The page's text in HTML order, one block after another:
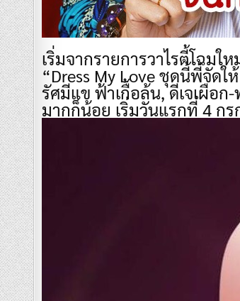
เริ่มจากรายการวาไรตี้โฉม
“Dress My Love ชุดนี้พี่จัด
รัศมีแข ฟ้าเกื้อล้น, ดีเจเผือ
มากก็น้อย เริ่มวันแรกที่ 4 ก